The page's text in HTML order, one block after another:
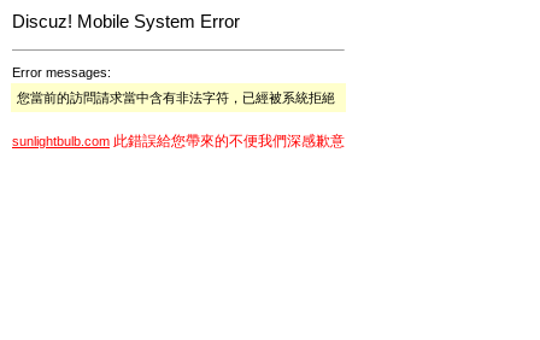
Discuz! Mobile System Error
Error messages:
您當前的訪問請求當中含有非法字符，已經被系統拒絕
sunlightbulb.com 此錯誤給您帶來的不便我們深感歉意